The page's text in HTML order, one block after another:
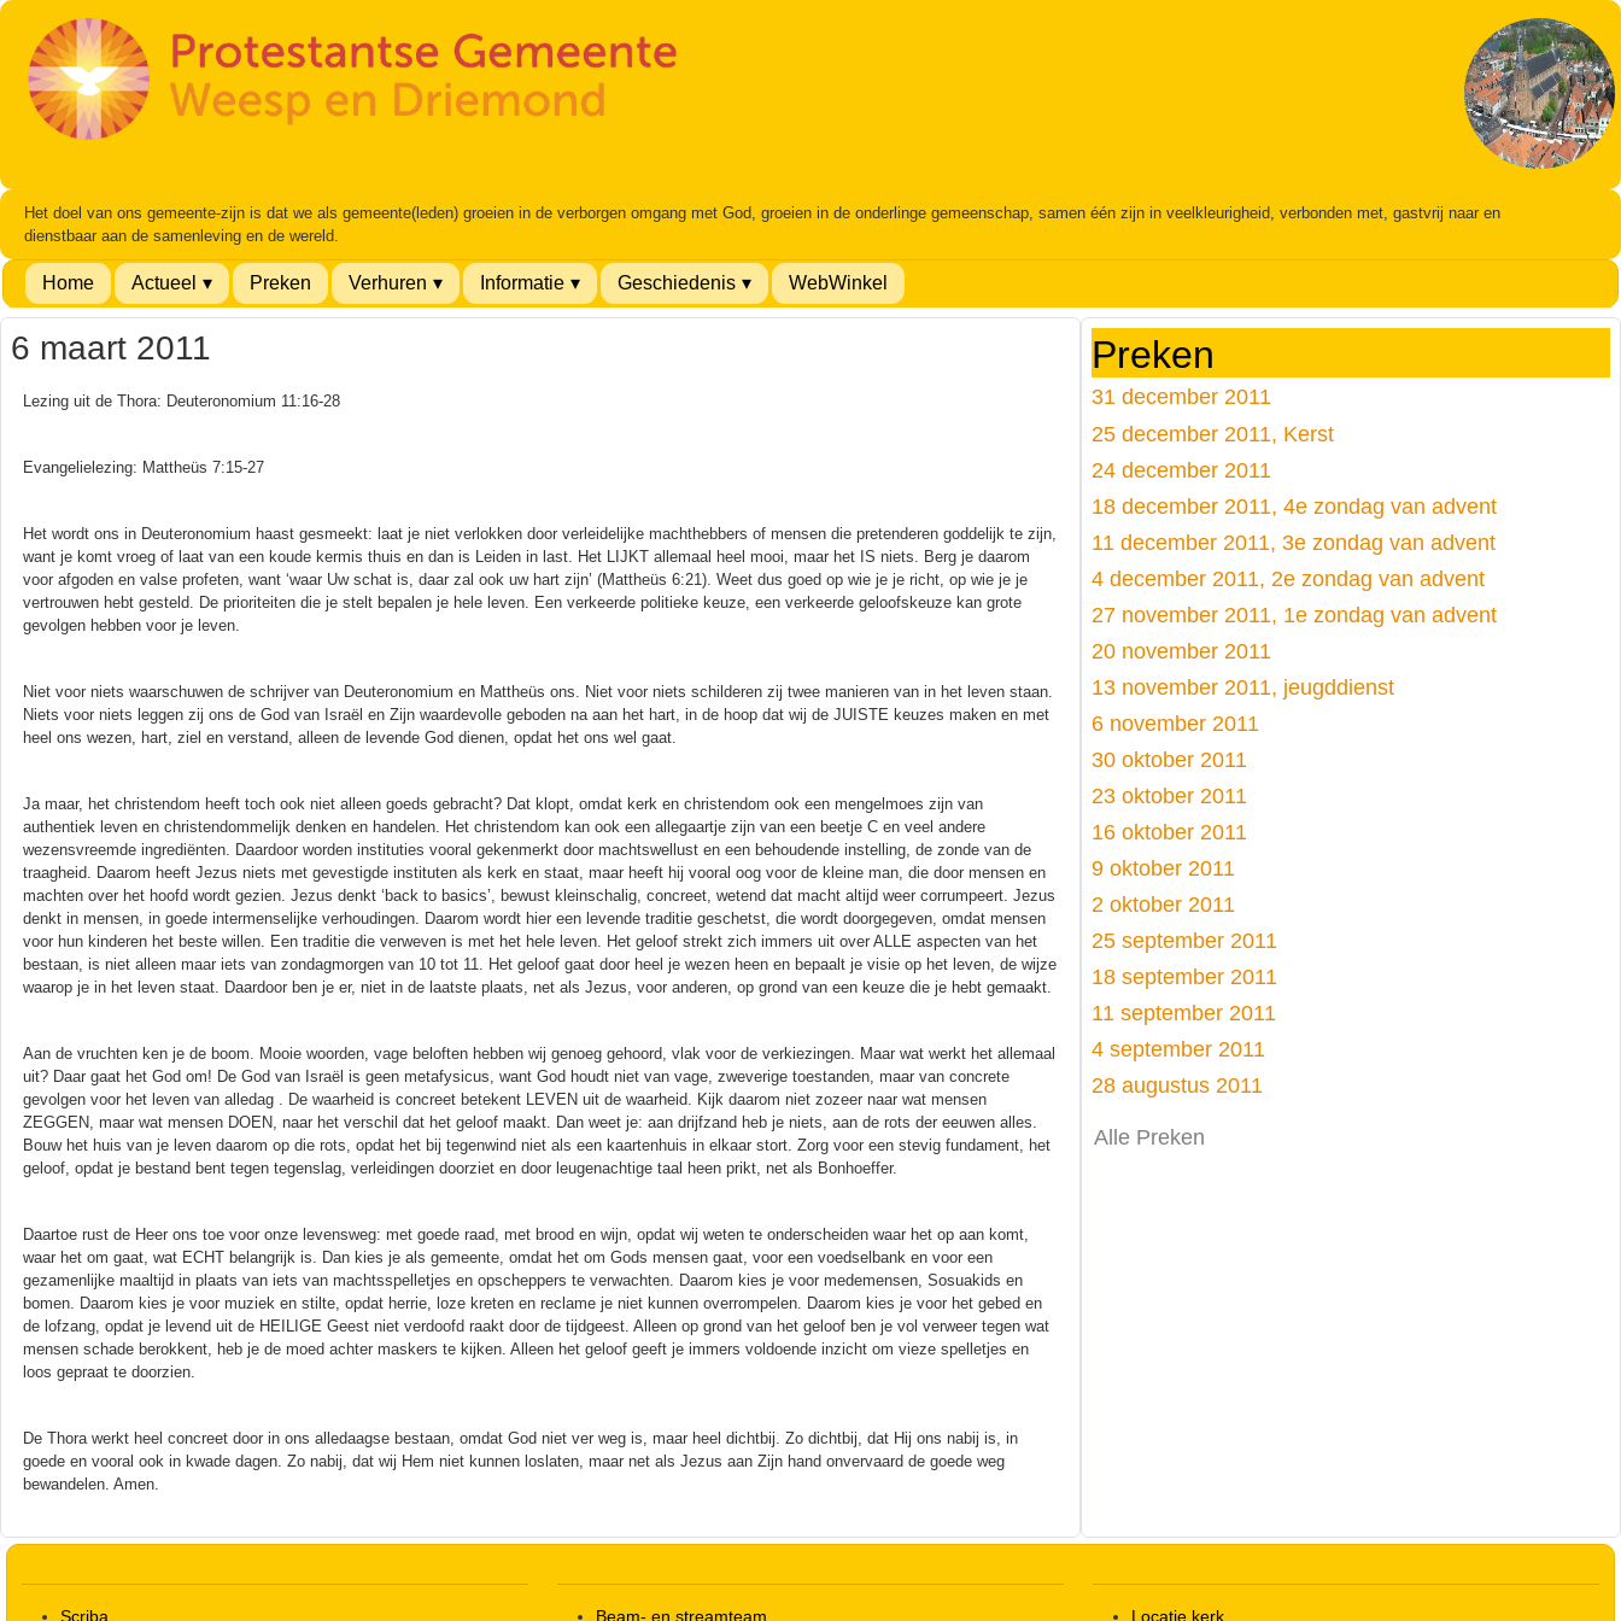
Het doel van ons gemeente-zijn is dat we als gemeente(leden) groeien in de verborgen omgang met God, groeien in de onderlinge gemeenschap, samen één zijn in veelkleurigheid, verbonden met, gastvrij naar en
dienstbaar aan de samenleving en de wereld.
Home Actueel Preken Verhuren Informatie Geschiedenis WebWinkel
6 maart 2011
Lezing uit de Thora: Deuteronomium 11:16-28
Evangelielezing: Mattheüs 7:15-27
Het wordt ons in Deuteronomium haast gesmeekt: laat je niet verlokken door verleidelijke machthebbers of mensen die pretenderen goddelijk te zijn,
want je komt vroeg of laat van een koude kermis thuis en dan is Leiden in last. Het LIJKT allemaal heel mooi, maar het IS niets. Berg je daarom
voor afgoden en valse profeten, want ‘waar Uw schat is, daar zal ook uw hart zijn’ (Mattheüs 6:21). Weet dus goed op wie je je richt, op wie je je
vertrouwen hebt gesteld. De prioriteiten die je stelt bepalen je hele leven. Een verkeerde politieke keuze, een verkeerde geloofskeuze kan grote
gevolgen hebben voor je leven.
Niet voor niets waarschuwen de schrijver van Deuteronomium en Mattheüs ons. Niet voor niets schilderen zij twee manieren van in het leven staan.
Niets voor niets leggen zij ons de God van Israël en Zijn waardevolle geboden na aan het hart, in de hoop dat wij de JUISTE keuzes maken en met
heel ons wezen, hart, ziel en verstand, alleen de levende God dienen, opdat het ons wel gaat.
Ja maar, het christendom heeft toch ook niet alleen goeds gebracht? Dat klopt, omdat kerk en christendom ook een mengelmoes zijn van
authentiek leven en christendommelijk denken en handelen. Het christendom kan ook een allegaartje zijn van een beetje C en veel andere
wezensvreemde ingrediënten. Daardoor worden instituties vooral gekenmerkt door machtswellust en een behoudende instelling, de zonde van de
traagheid. Daarom heeft Jezus niets met gevestigde instituten als kerk en staat, maar heeft hij vooral oog voor de kleine man, die door mensen en
machten over het hoofd wordt gezien. Jezus denkt ‘back to basics’, bewust kleinschalig, concreet, wetend dat macht altijd weer corrumpeert. Jezus
denkt in mensen, in goede intermenselijke verhoudingen. Daarom wordt hier een levende traditie geschetst, die wordt doorgegeven, omdat mensen
voor hun kinderen het beste willen. Een traditie die verweven is met het hele leven. Het geloof strekt zich immers uit over ALLE aspecten van het
bestaan, is niet alleen maar iets van zondagmorgen van 10 tot 11. Het geloof gaat door heel je wezen heen en bepaalt je visie op het leven, de wijze
waarop je in het leven staat. Daardoor ben je er, niet in de laatste plaats, net als Jezus, voor anderen, op grond van een keuze die je hebt gemaakt.
Aan de vruchten ken je de boom. Mooie woorden, vage beloften hebben wij genoeg gehoord, vlak voor de verkiezingen. Maar wat werkt het allemaal
uit? Daar gaat het God om! De God van Israël is geen metafysicus, want God houdt niet van vage, zweverige toestanden, maar van concrete
gevolgen voor het leven van alledag . De waarheid is concreet betekent LEVEN uit de waarheid. Kijk daarom niet zozeer naar wat mensen
ZEGGEN, maar wat mensen DOEN, naar het verschil dat het geloof maakt. Dan weet je: aan drijfzand heb je niets, aan de rots der eeuwen alles.
Bouw het huis van je leven daarom op die rots, opdat het bij tegenwind niet als een kaartenhuis in elkaar stort. Zorg voor een stevig fundament, het
geloof, opdat je bestand bent tegen tegenslag, verleidingen doorziet en door leugenachtige taal heen prikt, net als Bonhoeffer.
Daartoe rust de Heer ons toe voor onze levensweg: met goede raad, met brood en wijn, opdat wij weten te onderscheiden waar het op aan komt,
waar het om gaat, wat ECHT belangrijk is. Dan kies je als gemeente, omdat het om Gods mensen gaat, voor een voedselbank en voor een
gezamenlijke maaltijd in plaats van iets van machtsspelletjes en opscheppers te verwachten. Daarom kies je voor medemensen, Sosuakids en
bomen. Daarom kies je voor muziek en stilte, opdat herrie, loze kreten en reclame je niet kunnen overrompelen. Daarom kies je voor het gebed en
de lofzang, opdat je levend uit de HEILIGE Geest niet verdoofd raakt door de tijdgeest. Alleen op grond van het geloof ben je vol verweer tegen wat
mensen schade berokkent, heb je de moed achter maskers te kijken. Alleen het geloof geeft je immers voldoende inzicht om vieze spelletjes en
loos gepraat te doorzien.
De Thora werkt heel concreet door in ons alledaagse bestaan, omdat God niet ver weg is, maar heel dichtbij. Zo dichtbij, dat Hij ons nabij is, in
goede en vooral ook in kwade dagen. Zo nabij, dat wij Hem niet kunnen loslaten, maar net als Jezus aan Zijn hand onvervaard de goede weg
bewandelen. Amen.
Preken
31 december 2011
25 december 2011, Kerst
24 december 2011
18 december 2011, 4e zondag van advent
11 december 2011, 3e zondag van advent
4 december 2011, 2e zondag van advent
27 november 2011, 1e zondag van advent
20 november 2011
13 november 2011, jeugddienst
6 november 2011
30 oktober 2011
23 oktober 2011
16 oktober 2011
9 oktober 2011
2 oktober 2011
25 september 2011
18 september 2011
11 september 2011
4 september 2011
28 augustus 2011
Alle Preken
Scriba Beam- en streamteam Locatie kerk